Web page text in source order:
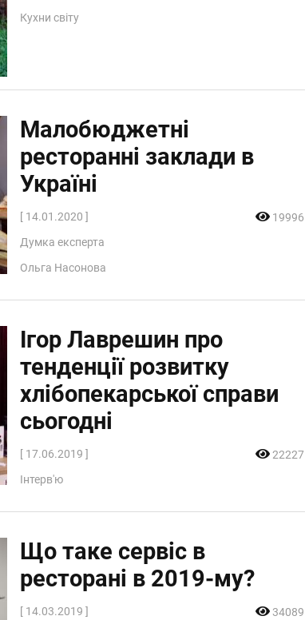
Кухни світу
Малобюджетні
ресторанні заклади в
Україні
[ 14.01.2020 ]
19996
Думка експерта
Ольга Насонова
Ігор Лаврешин про
тенденції розвитку
хлібопекарської справи
сьогодні
[ 17.06.2019 ]
22227
Інтерв'ю
Що таке сервіс в
ресторані в 2019-му?
[ 14.03.2019 ]
34089